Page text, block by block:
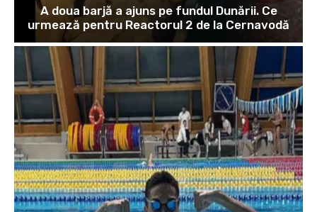
A doua barjă a ajuns pe fundul Dunării. Ce
urmează pentru Reactorul 2 de la Cernavodă